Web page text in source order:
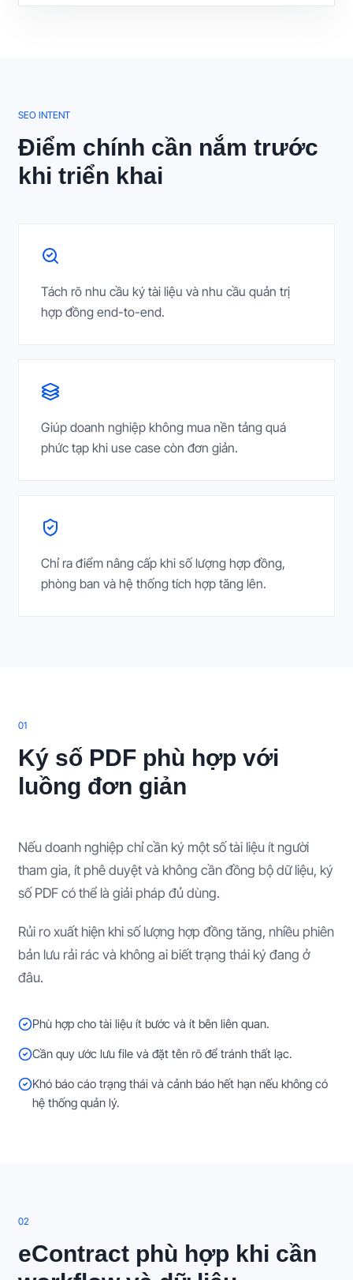
SEO INTENT
Điểm chính cần nắm trước
khi triển khai
Tách rõ nhu cầu ký tài liệu và nhu cầu quản trị
hợp đồng end-to-end.
Giúp doanh nghiệp không mua nền tảng quá
phức tạp khi use case còn đơn giản.
Chỉ ra điểm nâng cấp khi số lượng hợp đồng,
phòng ban và hệ thống tích hợp tăng lên.
01
Ký số PDF phù hợp với
luồng đơn giản
Nếu doanh nghiệp chỉ cần ký một số tài liệu ít người
tham gia, ít phê duyệt và không cần đồng bộ dữ liệu, ký
số PDF có thể là giải pháp đủ dùng.
Rủi ro xuất hiện khi số lượng hợp đồng tăng, nhiều phiên
bản lưu rải rác và không ai biết trạng thái ký đang ở
đâu.
Phù hợp cho tài liệu ít bước và ít bên liên quan.
Cần quy ước lưu file và đặt tên rõ để tránh thất lạc.
Khó báo cáo trạng thái và cảnh báo hết hạn nếu không có
hệ thống quản lý.
02
eContract phù hợp khi cần